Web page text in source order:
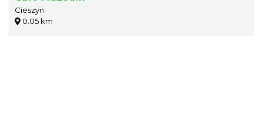
Cieszyn
0.05 km